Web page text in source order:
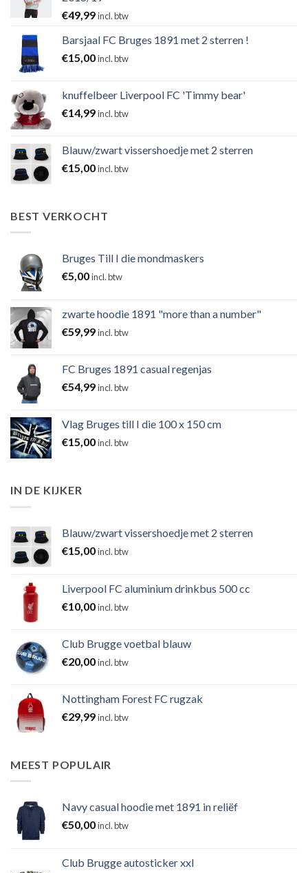
€49,99incl. btw
Barsjaal FC Bruges 1891 met 2 sterren !
€15,00incl. btw
knuffelbeer Liverpool FC 'Timmy bear'
€14,99incl. btw
Blauw/zwart vissershoedje met 2 sterren
€15,00incl. btw
BEST VERKOCHT
Bruges Till I die mondmaskers
€5,00incl. btw
zwarte hoodie 1891 "more than a number"
€59,99incl. btw
FC Bruges 1891 casual regenjas
€54,99incl. btw
Vlag Bruges till I die 100 x 150 cm
€15,00incl. btw
IN DE KIJKER
Blauw/zwart vissershoedje met 2 sterren
€15,00incl. btw
Liverpool FC aluminium drinkbus 500 cc
€10,00incl. btw
Club Brugge voetbal blauw
€20,00incl. btw
Nottingham Forest FC rugzak
€29,99incl. btw
MEEST POPULAIR
Navy casual hoodie met 1891 in reliëf
€50,00incl. btw
Club Brugge autosticker xxl